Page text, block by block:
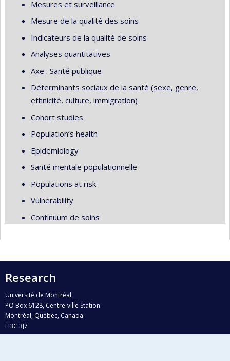
Mesures et surveillance
Mesure de la qualité des soins
Indicateurs de la qualité de soins
Analyses quantitatives
Axe : Santé publique
Déterminants sociaux de la santé (sexe, genre,
ethnicité, culture, immigration)
Cohort studies
Population’s health
Epidemiology
Santé mentale populationnelle
Populations at risk
Vulnerability
Continuum de soins
Research
Université de Montréal
PO Box 6128, Centre-ville Station
Montréal, Québec, Canada
H3C 3J7